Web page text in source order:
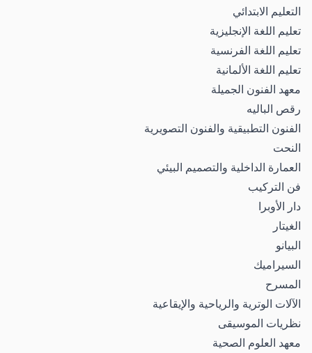
التعليم الابتدائي
تعليم اللغة الإنجليزية
تعليم اللغة الفرنسية
تعليم اللغة الألمانية
معهد الفنون الجميلة
رقص الباليه
الفنون التطبيقية والفنون التصويرية
النحت
العمارة الداخلية والتصميم البيئي
فن التركيب
دار الأوبرا
الغيتار
البيانو
السيراميك
المسرح
الآلات الوترية والرياحية والإيقاعية
نظريات الموسيقى
معهد العلوم الصحية